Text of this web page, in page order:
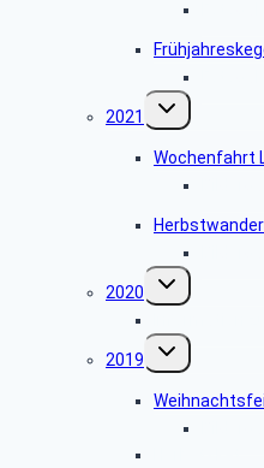
2021
Untermenü
umschalten
Wochenfahrt
2020
Untermenü
umschalten
2019
Untermenü
umschalten